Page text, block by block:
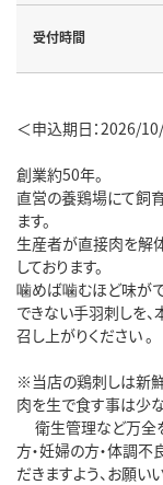
受付時間
＜申込期日：2026/
創業約50年。
直営の養鶏場にて飼
ます。
生産者が直接肉を解
しております。
噛めば噛むほど味が
できない手羽刺しを
召し上がりください 。
※当店の鶏刺しは新鮮
肉を生で食す事は少
衛生管理など万全を
方・妊婦の方・体調
だきますよう、お願い